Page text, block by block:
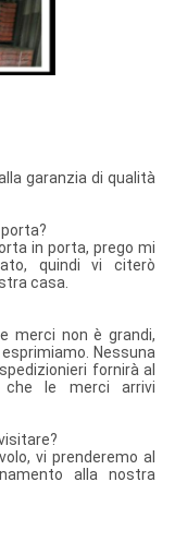
garanzia di qualità
in porta, prego mi
quindi vi citerò
casa.
merci non è grandi,
Nessuna
fornirà al
che le merci arrivi
vi prenderemo al
alla nostra